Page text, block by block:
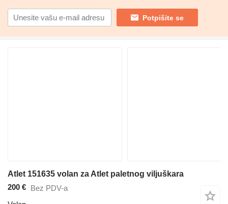
Potpišite se
Atlet 151635 volan za Atlet paletnog viljuškara
200 € Bez PDV-a